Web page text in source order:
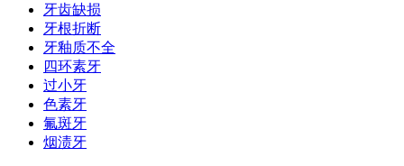
牙齿缺损
牙根折断
牙釉质不全
四环素牙
过小牙
色素牙
氟斑牙
烟渍牙